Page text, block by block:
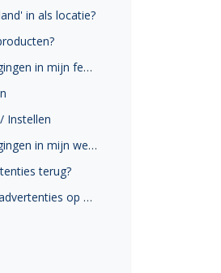
in als locatie?
Hoe vaak worden wijzigingen in mijn feed verwerkt?
Instellen
Hoe vaak worden wijzigingen in mijn webshop verwerkt?
terug?
8. Het plaatsen van de advertenties op Marktplaats